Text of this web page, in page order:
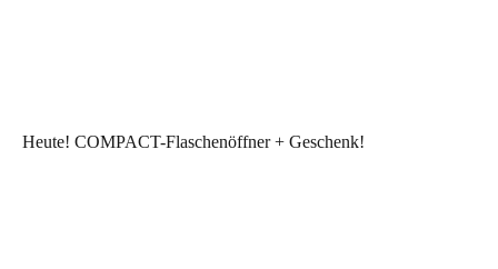
Heute! COMPACT-Flaschenöffner + Geschenk!